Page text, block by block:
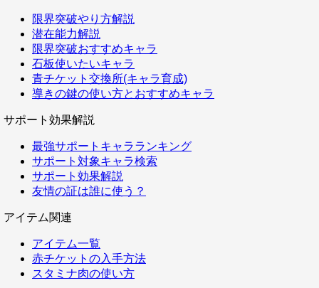
限界突破やり方解説
潜在能力解説
限界突破おすすめキャラ
石板使いたいキャラ
青チケット交換所(キャラ育成)
導きの鍵の使い方とおすすめキャラ
サポート効果解説
最強サポートキャラランキング
サポート対象キャラ検索
サポート効果解説
友情の証は誰に使う？
アイテム関連
アイテム一覧
赤チケットの入手方法
スタミナ肉の使い方